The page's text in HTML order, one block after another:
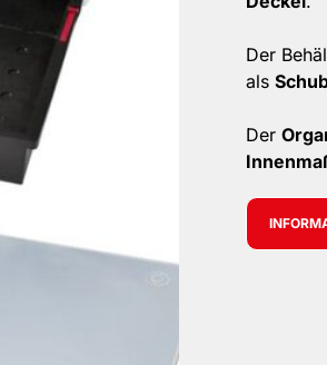
Der
als
Der